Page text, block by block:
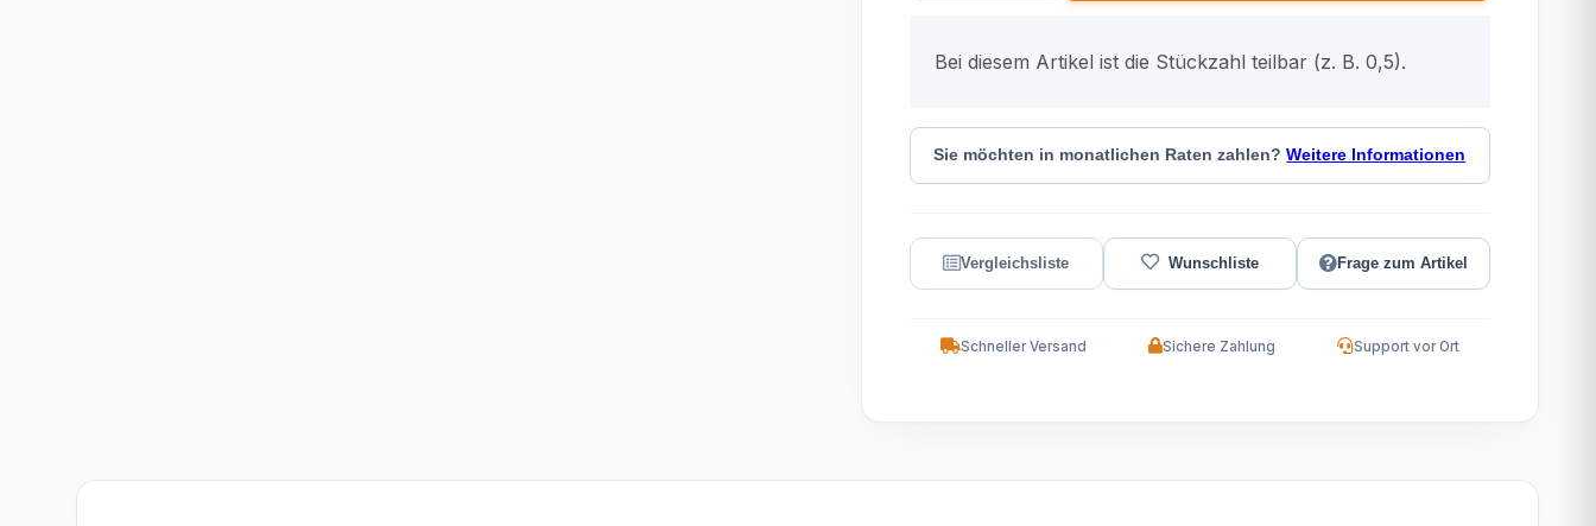
Bei diesem Artikel ist die Stückzahl teilbar (z. B. 0,5).
Sie möchten in monatlichen Raten zahlen?Weitere Informationen
Frage zum Artikel
Schneller Versand Sichere Zahlung Support vor Ort